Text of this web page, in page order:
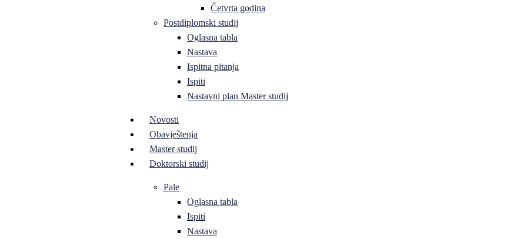
Četvrta godina
Postdiplomski studij
Oglasna tabla
Nastava
Ispitna pitanja
Ispiti
Nastavni plan Master studij
Novosti
Obavještenja
Master studij
Doktorski studij
Pale
Oglasna tabla
Ispiti
Nastava